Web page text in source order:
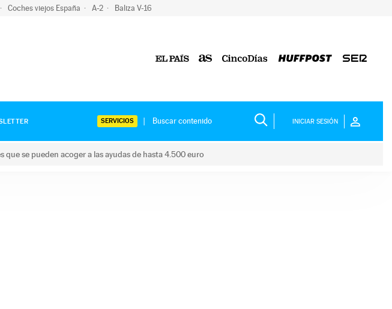
Coches viejos España A-2 Baliza V-16
SERVICIOS INICIAR SESIÓN
se pueden acoger a las ayudas de hasta 4.500 euro